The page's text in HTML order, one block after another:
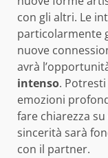
con gli altri. Le
particolarmente
nuove
avrà
intenso.
emozioni
fare chiarezza
sincerità sarà
con il partner.